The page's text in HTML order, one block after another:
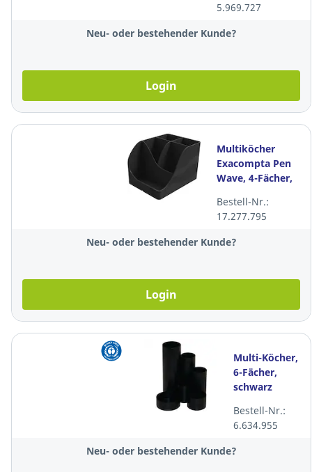
5.969.727
Neu- oder bestehender Kunde?
Login
Multiköcher
Exacompta Pen
Wave, 4-Fächer,
Bestell-Nr.:
17.277.795
Neu- oder bestehender Kunde?
Login
Multi-Köcher,
6-Fächer,
schwarz
Bestell-Nr.:
6.634.955
Neu- oder bestehender Kunde?